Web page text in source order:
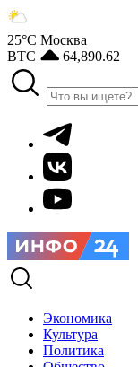
25°С Москва
BTC
64,890.62
Экономика
Культура
Политика